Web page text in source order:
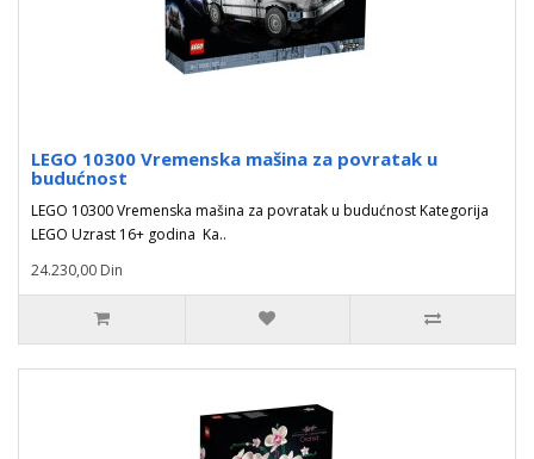
LEGO 10300 Vremenska mašina za povratak u
budućnost
LEGO 10300 Vremenska mašina za povratak u budućnost Kategorija
LEGO Uzrast 16+ godina Ka..
24.230,00 Din